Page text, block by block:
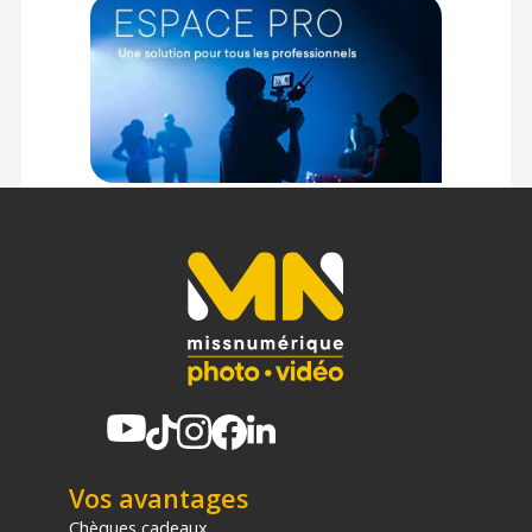
Sensibilité : Automatique ; Manuel (ISO 125 - 6400)
Réduction du bruit : Appliquée automatiquement lorsque la
vitesse d’obturation est plus basse que 0,25 s
Réduction du flou en photo : Mode anti-vibrations Pixel Track
SR haute sensibilité (SR numérique : 125 – 6400 ISO)
Réduction du flou en vidéo : Movie SR, Movie SR+
Balance des blancs : Auto, lumière du jour, ombre, nuageux,
lumière tungstène, lumière fluorescente (D, N, W, L), lumière
Conception : 11 éléments en 9 groupes
Focale : 5 – 25 mm (Approx. 28 – 140 mm en équivalent au
Ouverture : f/3,5 (W) - f/5,5 (T)
Zoom intelligent : Approx. 7x en 10M, approx. 40,5x en 640
(zoom optique compris)
MISE AU POINT
Vos avantages